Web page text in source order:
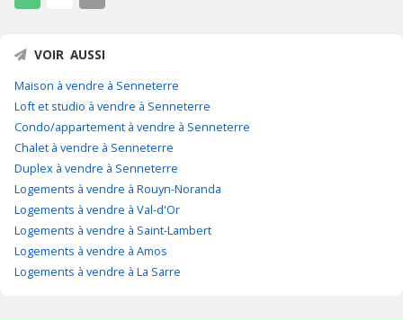
VOIR AUSSI
Maison à vendre à Senneterre
Loft et studio à vendre à Senneterre
Condo/appartement à vendre à Senneterre
Chalet à vendre à Senneterre
Duplex à vendre à Senneterre
Logements à vendre à Rouyn-Noranda
Logements à vendre à Val-d'Or
Logements à vendre à Saint-Lambert
Logements à vendre à Amos
Logements à vendre à La Sarre